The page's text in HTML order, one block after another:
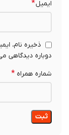
ایمیل*
ذخیره نام،
دوباره دیدگاهی
شماره همراه*